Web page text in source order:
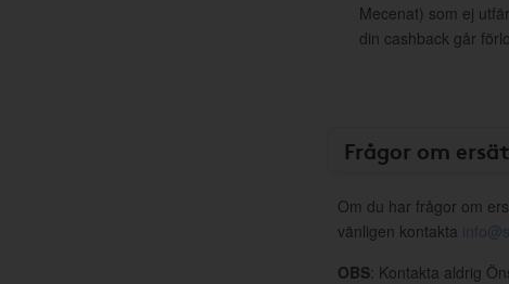
Mecenat) som ej
din cashback går
Frågor om
Om du har frågor om
vänligen kontakta
OBS: Kontakta aldrig